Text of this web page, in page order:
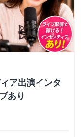
ア出演インタ
あり